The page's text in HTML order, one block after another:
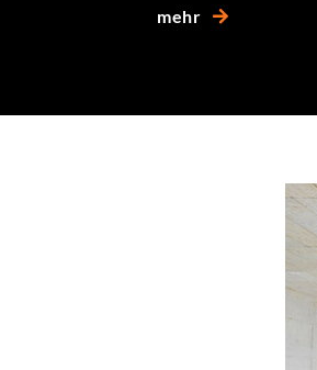
mehr